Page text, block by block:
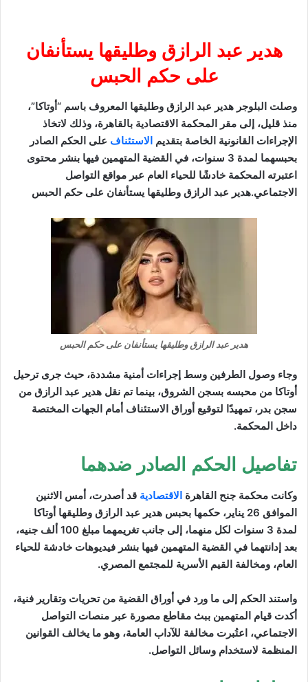
هدير عبد الرازق وطليقها يستأنفان
على حكم الحبس
وصلت البلوجر هدير عبد الرازق وطليقها المعروف باسم “أوتاكا”،
منذ قليل، إلى مقر المحكمة الاقتصادية بالقاهرة، وذلك لاتخاذ
الإجراءات القانونية الخاصة بتقديم الاستئناف على الحكم الصادر
بحبسهما لمدة 3 سنوات، في القضية المتهمين فيها بنشر محتوى
اعتبرته المحكمة خادشًا للحياء العام عبر مواقع التواصل
الاجتماعي.هدير عبد الرازق وطليقها يستأنفان على حكم الحبس
هدير عبد الرازق وطليقها يستأنفان على حكم الحبس
وجاء وصول الطرفين وسط إجراءات أمنية مشددة، حيث جرى ترحيل
أوتاكا من محبسه بسجن الشروق، بينما تم نقل هدير عبد الرازق من
سجن بدر، تمهيدًا لتوقيع أوراق الاستئناف أمام الجهات المختصة
داخل المحكمة.
تفاصيل الحكم الصادر ضدهما
وكانت محكمة جنح القاهرة الاقتصادية قد أصدرت، أمس الاثنين
الموافق 26 يناير، حكمها بحبس هدير عبد الرازق وطليقها أوتاكا
لمدة 3 سنوات لكل منهما، إلى جانب تغريمهما مبلغ 100 ألف جنيه،
بعد إدانتهما في القضية المتهمين فيها بنشر فيديوهات خادشة للحياء
العام، ومخالفة القيم الأسرية للمجتمع المصري.
واستند الحكم إلى ما ورد في أوراق القضية من تحريات وتقارير فنية،
أكدت قيام المتهمين ببث مقاطع مصورة عبر منصات التواصل
الاجتماعي، اعتُبرت مخالفة للآداب العامة، وهو ما يخالف القوانين
المنظمة لاستخدام وسائل التواصل.